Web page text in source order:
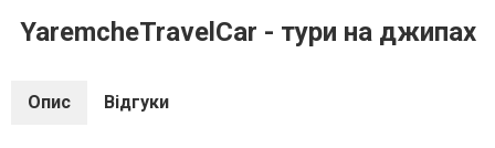
YaremcheTravelCar - тури на джипах
Опис Відгуки